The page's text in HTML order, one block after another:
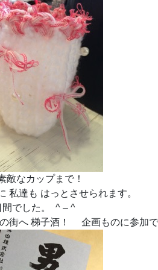
敵なカップまで！
私達も はっとさせられます。
間でした。 ^ – ^
街へ 梯子酒！ 企画ものに参加